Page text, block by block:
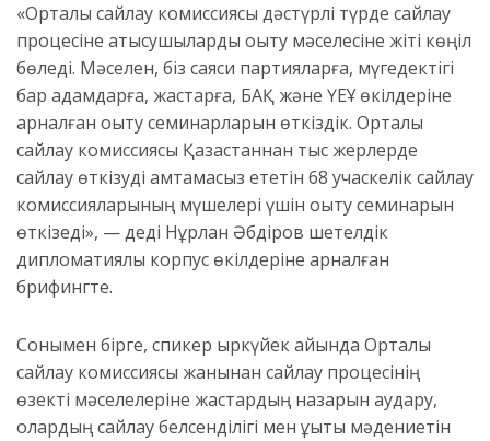
«Орталық сайлау комиссиясы дәстүрлі түрде сайлау
процесіне қатысушыларды оқыту мәселесіне жіті көңіл
бөледі. Мәселен, біз саяси партияларға, мүгедектігі
бар адамдарға, жастарға, БАҚ және ҮЕҰ өкілдеріне
арналған оқыту семинарларын өткіздік. Орталық
сайлау комиссиясы Қазақстаннан тыс жерлерде
сайлау өткізуді қамтамасыз ететін 68 учаскелік сайлау
комиссияларының мүшелері үшін оқыту семинарын
өткізеді», — деді Нұрлан Әбдіров шетелдік
дипломатиялық корпус өкілдеріне арналған
брифингте.
Сонымен бірге, спикер қыркүйек айында Орталық
сайлау комиссиясы жанынан сайлау процесінің
өзекті мәселелеріне жастардың назарын аудару,
олардың сайлау белсенділігі мен құқықтық мәдениетін